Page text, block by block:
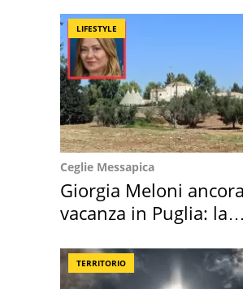
LIFESTYLE
Ceglie Messapica
Giorgia Meloni
vacanza in Puglia: la
TERRITORIO